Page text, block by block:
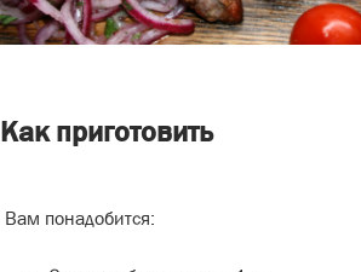
СОУСЫ
КОНДИТЕРСКИЕ ИЗДЕЛИЯ
Как приготовить
Вам понадобится: